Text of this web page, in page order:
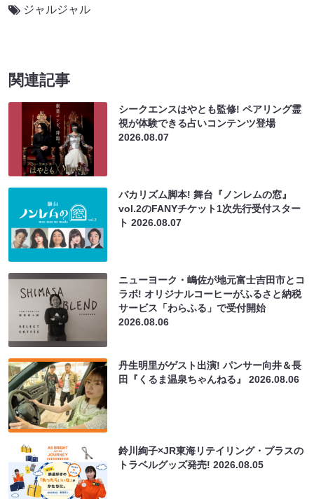
ジャルジャル
関連記事
シークエンスはやとも監修! ペアリング霊
視が体験できる占いコンテンツ登場
2026.08.07
バカリズム脚本! 舞台『ノンレムの窓』
vol.2のFANYチケット1次先行受付スター
ト2026.08.07
ニューヨーク・嶋佐が地元富士吉田市とコ
ラボ! オリジナルコーヒーがふるさと納税
サービス「わらふる」で受付開始
2026.08.06
丹生明里がゲスト出演! パンサー向井＆長
田『くるま温泉ちゃんねる』2026.08.06
鈴川絢子×JR東海リテイリング・プラスの
トラベルグッズ発売!2026.08.05